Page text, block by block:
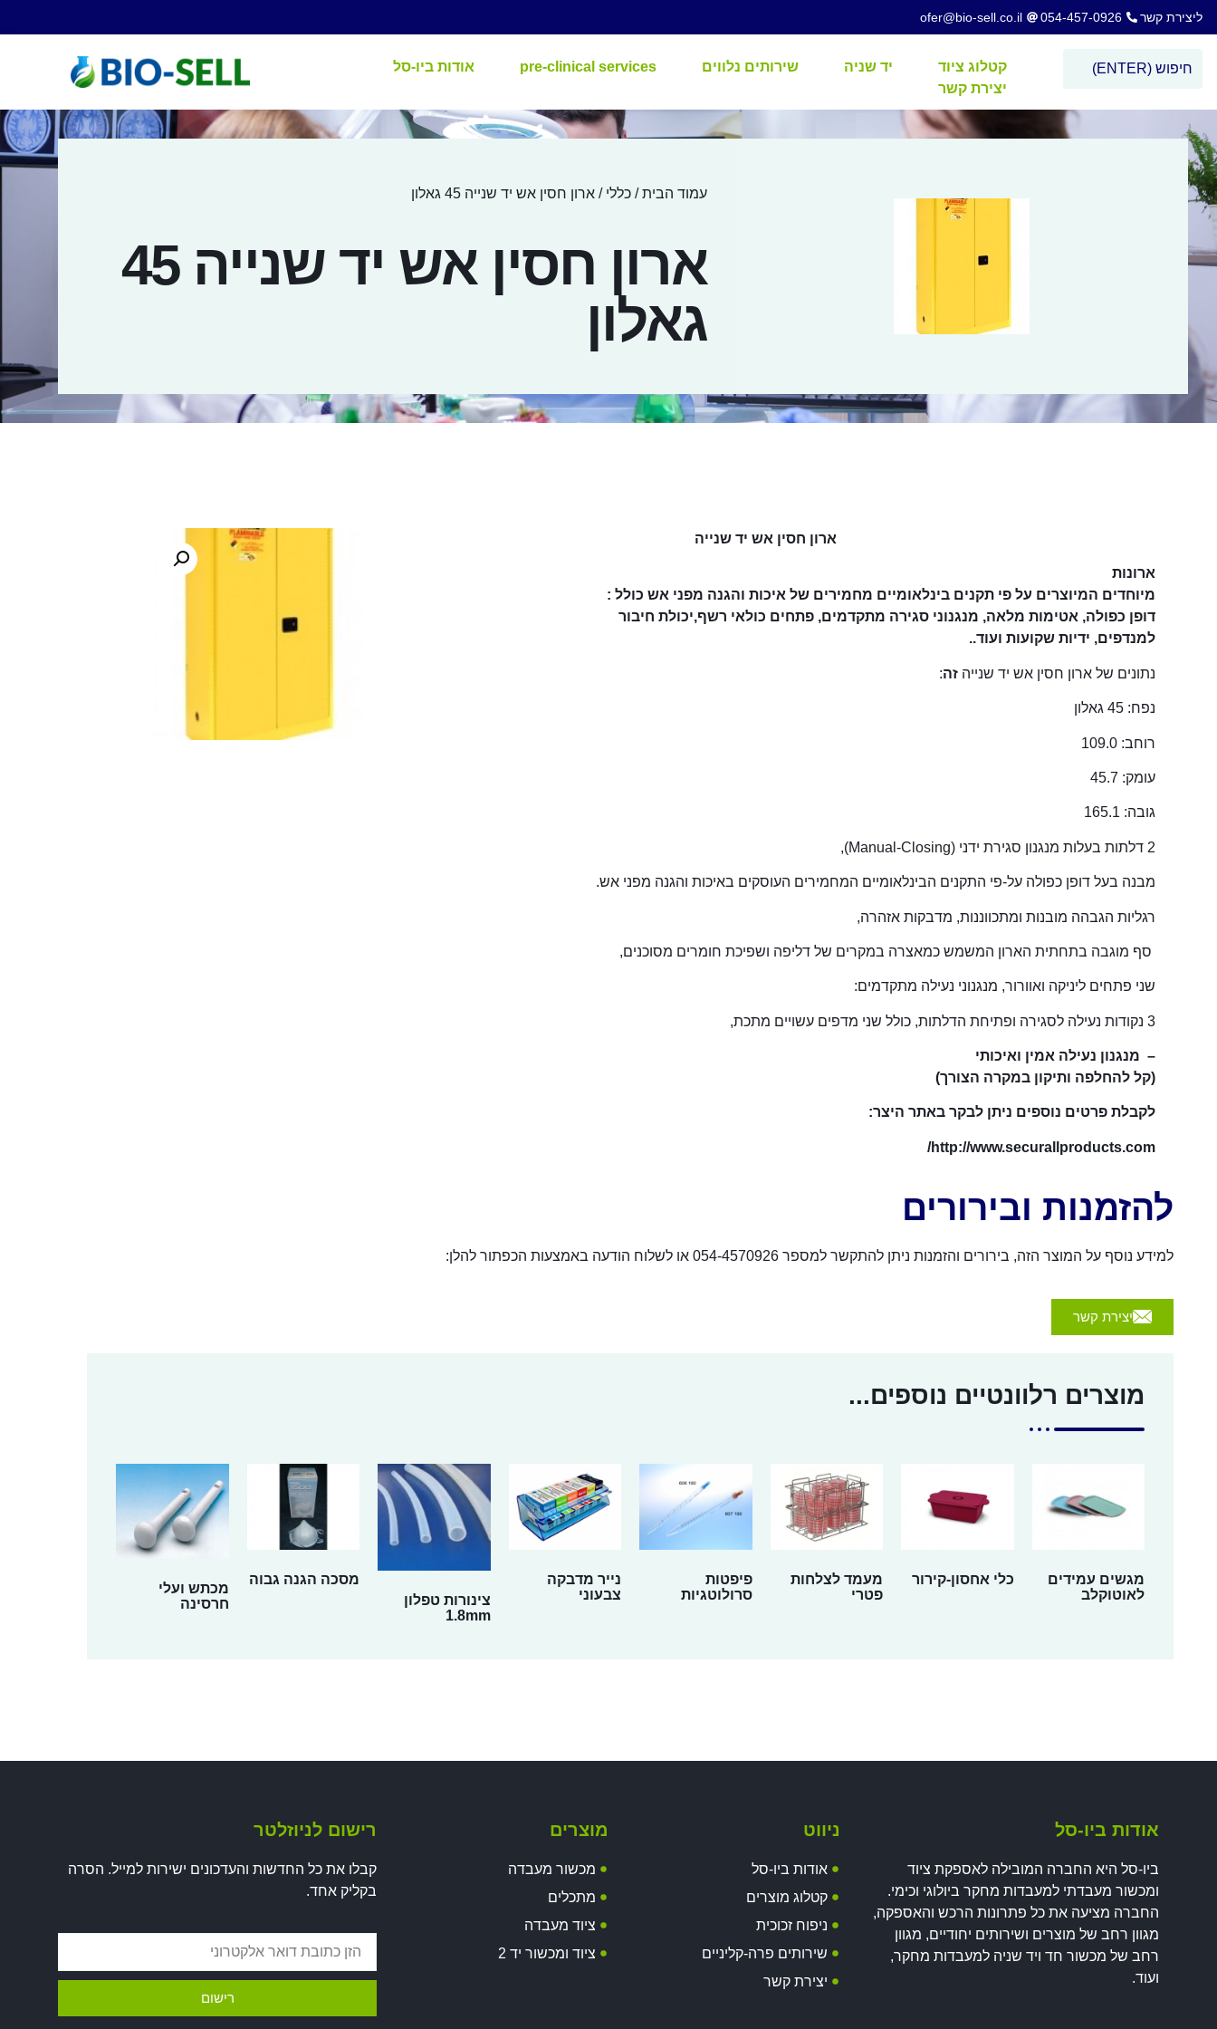
ליצירת קשר 054-457-0926
ofer@bio-sell.co.il
קטלוג ציוד יד שניה שירותים נלווים pre-clinical services
אודות ביו-סל
יצירת קשר
עמוד הבית/כללי / ארון חסין אש יד שנייה 45 גאלון
ארון חסין אש יד שנייה 45
גאלון
ארון חסין אש יד שנייה
ארונות
מיוחדים המיוצרים על פי תקנים בינלאומיים מחמירים של איכות והגנה מפני אש כולל :
דופן כפולה, אטימות מלאה, מנגנוני סגירה מתקדמים, פתחים כולאי רשף,יכולת חיבור
למנדפים, ידיות שקועות ועוד..
נתונים של ארון חסין אש יד שנייה זה:
נפח: 45 גאלון
רוחב: 109.0
עומק: 45.7
גובה: 165.1
2 דלתות בעלות מנגנון סגירת ידני (Manual-Closing),
מבנה בעל דופן כפולה על-פי התקנים הבינלאומיים המחמירים העוסקים באיכות והגנה מפני אש.
רגליות הגבהה מובנות ומתכווננות, מדבקות אזהרה,
סף מוגבה בתחתית הארון המשמש כמאצרה במקרים של דליפה ושפיכת חומרים מסוכנים,
שני פתחים ליניקה ואוורור, מנגנוני נעילה מתקדמים:
3 נקודות נעילה לסגירה ופתיחת הדלתות, כולל שני מדפים עשויים מתכת,
– מנגנון נעילה אמין ואיכותי
(קל להחלפה ותיקון במקרה הצורך)
לקבלת פרטים נוספים ניתן לבקר באתר היצר:
http://www.securallproducts.com/
להזמנות ובירורים
למידע נוסף על המוצר הזה, בירורים והזמנות ניתן להתקשר למספר 054-4570926 או לשלוח הודעה באמצעות הכפתור להלן:
יצירת קשר
מוצרים רלוונטיים נוספים...
מגשים עמידים
לאוטוקלב
כלי אחסון-קירור
מעמד לצלחות
פטרי
פיפטות
סרולוטגיות
נייר מדבקה
צבעוני
צינורות טפלון
1.8mm
מסכה הגנה גבוה
מכתש ועלי
חרסינה
אודות ביו-סל
ביו-סל היא החברה המובילה לאספקת ציוד
ומכשור מעבדתי למעבדות מחקר ביולוגי וכימי.
החברה מציעה את כל פתרונות הרכש והאספקה,
מגוון רחב של מוצרים ושירותים יחודיים, מגוון
רחב של מכשור חד ויד שניה למעבדות מחקר,
ועוד.
ניווט
אודות ביו-סל
קטלוג מוצרים
ניפוח זכוכית
שירותים פרה-קליניים
יצירת קשר
מוצרים
מכשור מעבדה
מתכלים
ציוד מעבדה
ציוד ומכשור יד 2
רישום לניוזלטר
קבלו את כל החדשות והעדכונים ישירות למייל. הסרה
בקליק אחד.
רישום